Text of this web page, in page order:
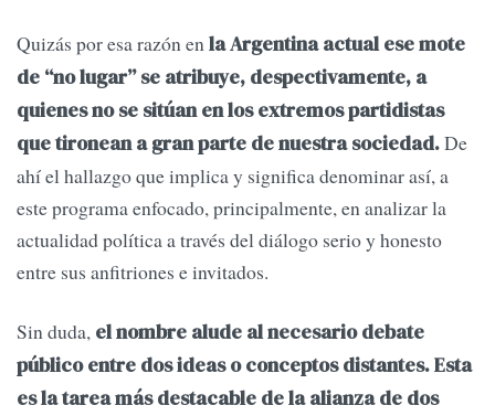
Quizás por esa razón enla Argentina actual ese mote
de “no lugar” se atribuye, despectivamente, a
quienes no se sitúan en los extremos partidistas
que tironean a gran parte de nuestra sociedad.De
ahí el hallazgo que implica y significa denominar así, a
este programa enfocado, principalmente, en analizar la
actualidad política a través del diálogo serio y honesto
entre sus anfitriones e invitados.
Sin duda, el nombre alude al necesario debate
público entre dos ideas o conceptos distantes. Esta
es la tarea más destacable de la alianza de dos